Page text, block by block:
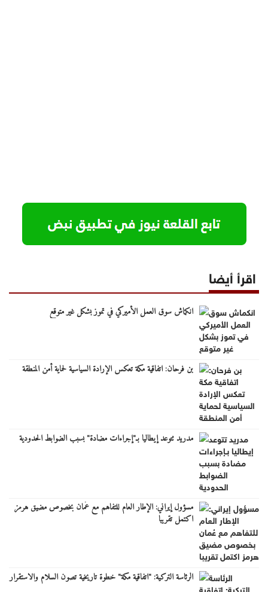
اقرأ أيضا
انكماش سوق العمل الأميركي في تموز بشكل غير متوقع
بن فرحان: اتفاقية مكة تعكس الإرادة السياسية لحماية أمن المنطقة
مدريد تتوعد إيطاليا بـ"إجراءات مضادة" بسبب الضوابط الحدودية
مسؤول إيراني: الإطار العام للتفاهم مع عُمان بخصوص مضيق هرمز
اكتمل تقريبا
الرئاسة التركية: "اتفاقية مكة" خطوة تاريخية تصون السلام والاستقرار